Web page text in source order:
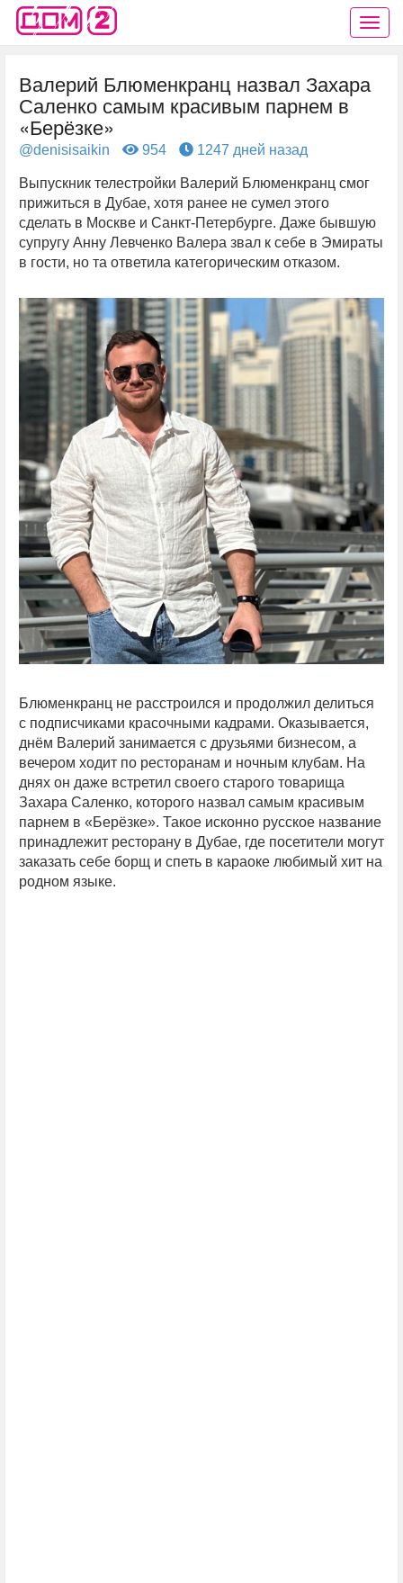
Валерий Блюменкранц назвал Захара
Саленко самым красивым парнем в
«Берёзке»
@denisisaikin 954 1247 дней назад
Выпускник телестройки Валерий Блюменкранц смог
прижиться в Дубае, хотя ранее не сумел этого
сделать в Москве и Санкт-Петербурге. Даже бывшую
супругу Анну Левченко Валера звал к себе в Эмираты
в гости, но та ответила категорическим отказом.
Блюменкранц не расстроился и продолжил делиться
с подписчиками красочными кадрами. Оказывается,
днём Валерий занимается с друзьями бизнесом, а
вечером ходит по ресторанам и ночным клубам. На
днях он даже встретил своего старого товарища
Захара Саленко, которого назвал самым красивым
парнем в «Берёзке». Такое исконно русское название
принадлежит ресторану в Дубае, где посетители могут
заказать себе борщ и спеть в караоке любимый хит на
родном языке.